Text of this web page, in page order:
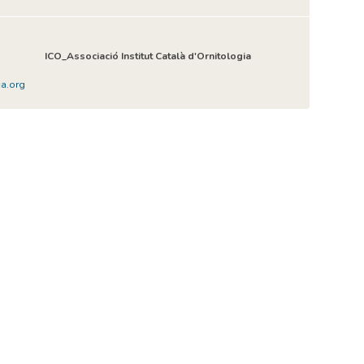
ICO_Associació Institut Català d'Ornitologia